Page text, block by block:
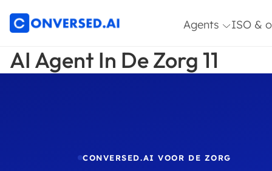
Agents
Article
ISO &
AI Agent In De Zorg 11
CONVERSED.AI VOOR DE ZORG